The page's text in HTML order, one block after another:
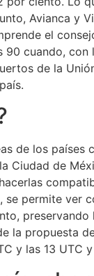
Avianca y
el
cuando, con
de la
de los países
Ciudad de
permite ver
la propuesta
y las 13 UTC